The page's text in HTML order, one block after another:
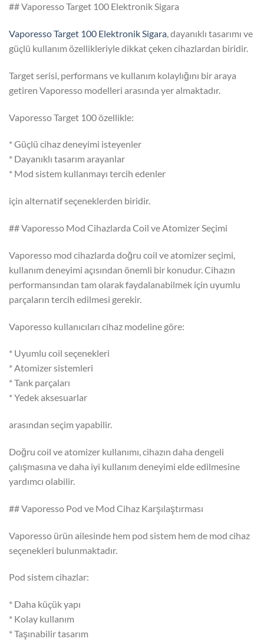
## Vaporesso Target 100 Elektronik Sigara
Vaporesso Target 100 Elektronik Sigara, dayanıklı tasarımı ve
güçlü kullanım özellikleriyle dikkat çeken cihazlardan biridir.
Target serisi, performans ve kullanım kolaylığını bir araya
getiren Vaporesso modelleri arasında yer almaktadır.
Vaporesso Target 100 özellikle:
* Güçlü cihaz deneyimi isteyenler
* Dayanıklı tasarım arayanlar
* Mod sistem kullanmayı tercih edenler
için alternatif seçeneklerden biridir.
## Vaporesso Mod Cihazlarda Coil ve Atomizer Seçimi
Vaporesso mod cihazlarda doğru coil ve atomizer seçimi,
kullanım deneyimi açısından önemli bir konudur. Cihazın
performansından tam olarak faydalanabilmek için uyumlu
parçaların tercih edilmesi gerekir.
Vaporesso kullanıcıları cihaz modeline göre:
* Uyumlu coil seçenekleri
* Atomizer sistemleri
* Tank parçaları
* Yedek aksesuarlar
arasından seçim yapabilir.
Doğru coil ve atomizer kullanımı, cihazın daha dengeli
çalışmasına ve daha iyi kullanım deneyimi elde edilmesine
yardımcı olabilir.
## Vaporesso Pod ve Mod Cihaz Karşılaştırması
Vaporesso ürün ailesinde hem pod sistem hem de mod cihaz
seçenekleri bulunmaktadır.
Pod sistem cihazlar:
* Daha küçük yapı
* Kolay kullanım
* Taşınabilir tasarım